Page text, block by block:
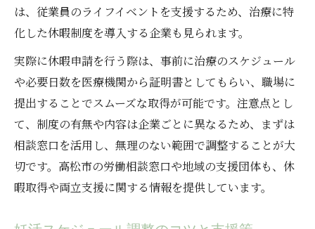
は、従業員のライフイベントを支援するため、治療に特
化した休暇制度を導入する企業も見られます。
実際に休暇申請を行う際は、事前に治療のスケジュール
や必要日数を医療機関から証明書としてもらい、職場に
提出することでスムーズな取得が可能です。注意点とし
て、制度の有無や内容は企業ごとに異なるため、まずは
相談窓口を活用し、無理のない範囲で調整することが大
切です。高松市の労働相談窓口や地域の支援団体も、休
暇取得や両立支援に関する情報を提供しています。